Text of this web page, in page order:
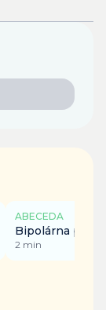
ABECEDA
Bipolárna
2 min